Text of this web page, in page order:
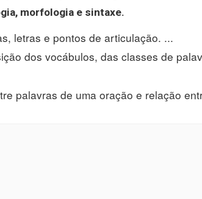
morfologia e sintaxe.
letras e pontos de articulação. ...
dos vocábulos, das classes de
palavras de uma oração e relação